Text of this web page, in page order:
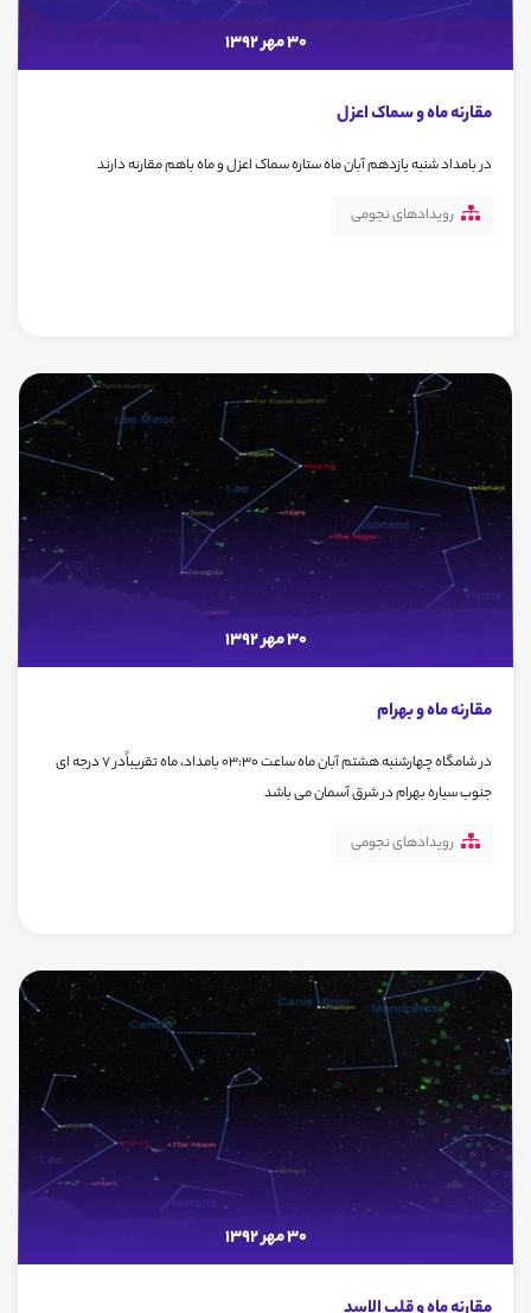
30 مهر 1392
مقارنه ماه و سماک اعزل
در بامداد شنبه یازدهم آبان ماه ستاره سماک اعزل و ماه باهم مقارنه دارند
رویدادهای نجومی
30 مهر 1392
مقارنه ماه و بهرام
در شامگاه چهارشنبه هشتم آبان ماه ساعت 03:30 بامداد، ماه تقریباًدر 7 درجه ای
جنوب سیاره بهرام در شرق آسمان می باشد
رویدادهای نجومی
30 مهر 1392